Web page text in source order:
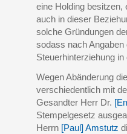
eine Holding besitzen,
auch in dieser
solche Gründungen
sodass nach
Steuerhinterziehung
Wegen Abänderung
verschiedentlich mit
Gesandter Herr Dr.
Stempelgesetz
Herrn [Paul] Amstutz